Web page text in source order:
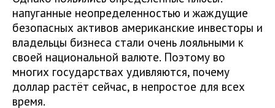
напуганные неопределенностью и жаждущие
безопасных активов американские инвесторы и
владельцы бизнеса стали очень лояльными к
своей национальной валюте. Поэтому во
многих государствах удивляются, почему
доллар растёт сейчас, в непростое для всех
время.